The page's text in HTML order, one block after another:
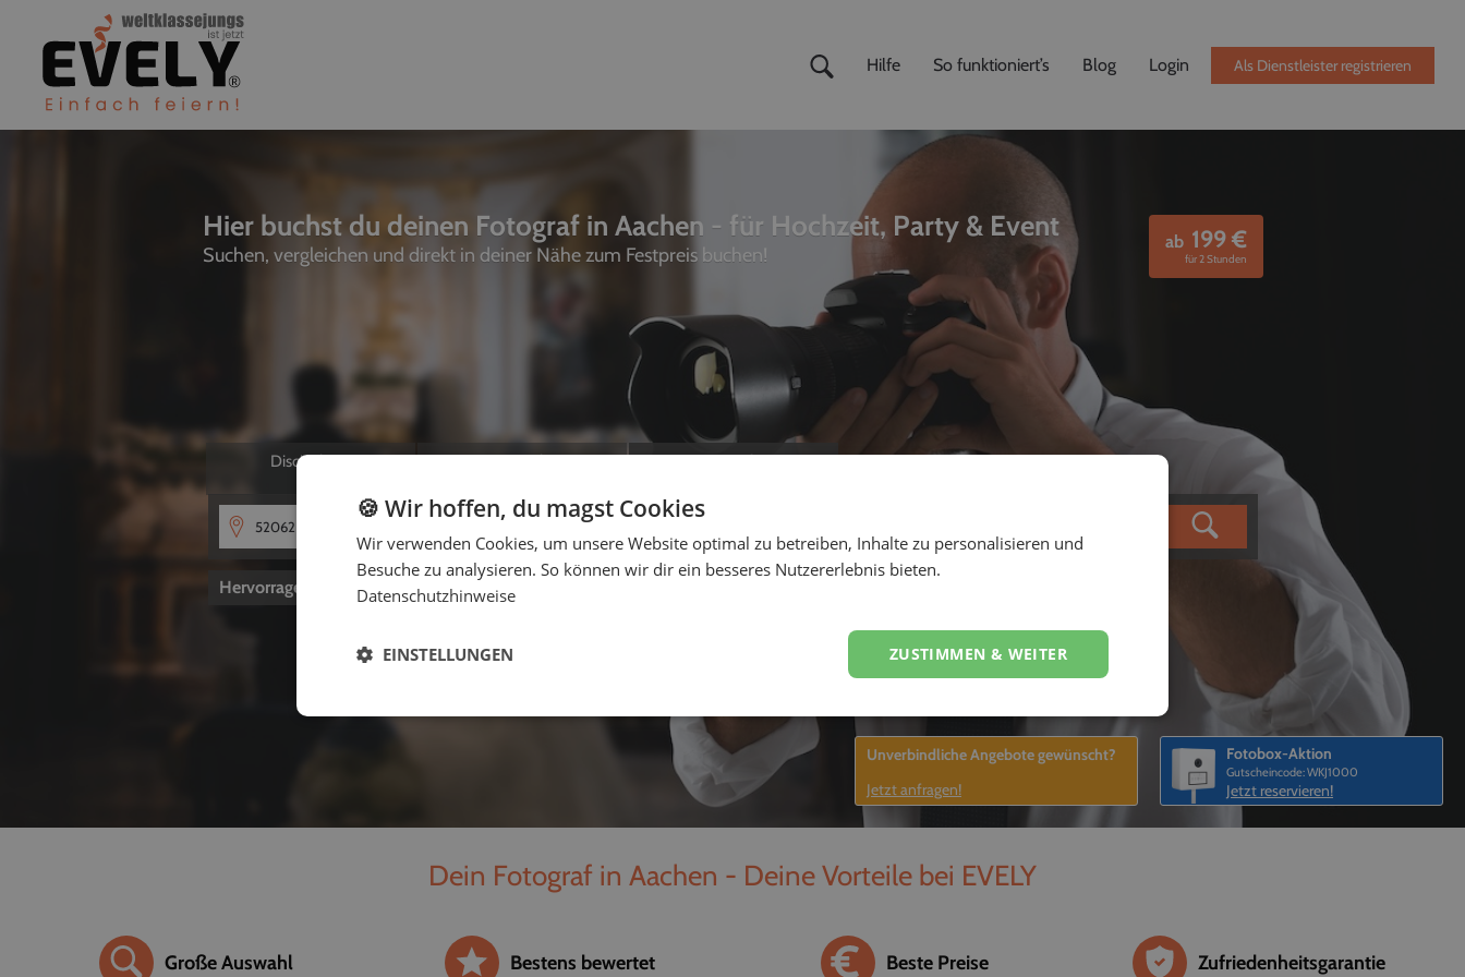
Hilfe So funktioniert’s Blog Login Als Dienstleister registrieren
Hier buchst du deinen Fotograf in Aachen - für Hochzeit, Party & Event
Suchen, vergleichen und direkt in deiner Nähe zum Festpreis buchen!
ab 199€
für 2 Stunden
Discjockeys Livemusiker, Fotografen
Hervorragend von 5
Fotobox-Aktion
Gutscheincode: WKJ1000
Jetzt reservieren!
Unverbindliche Angebote gewünscht?
Jetzt anfragen!
Dein Fotograf in Aachen - Deine Vorteile bei EVELY
Große Auswahl Bestens bewertet Beste Preise Zufriedenheitsgarantie
🍪 Wir hoffen, du magst Cookies
Wir verwenden Cookies, um unsere Website optimal zu betreiben, Inhalte zu personalisieren und
Besuche zu analysieren. So können wir dir ein besseres Nutzererlebnis bieten.
Datenschutzhinweise
ZUSTIMMEN & WEITER
EINSTELLUNGEN